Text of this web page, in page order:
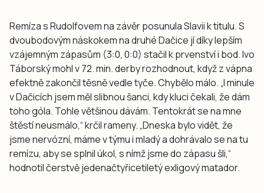
Remíza s Rudolfovem na závěr posunula Slavii k titulu. S
dvoubodovým náskokem na druhé Dačice jí díky lepším
vzájemným zápasům (3:0, 0:0) stačil k prvenství i bod. Ivo
Táborský mohl v 72. min. derby rozhodnout, když z vápna
efektně zakončil těsně vedle tyče. Chybělo málo. „I minule
v Dačicích jsem měl slibnou šanci, kdy kluci čekali, že dám
toho góla. Tohle většinou dávám. Tentokrát se na mne
štěstí neusmálo,“ krčil rameny. „Dneska bylo vidět, že
jsme nervózní, máme v týmu i mladý a dohrávalo se na tu
remízu, aby se splnil úkol, s nímž jsme do zápasu šli,“
hodnotil čerstvě jedenačtyřicetiletý exligový matador.